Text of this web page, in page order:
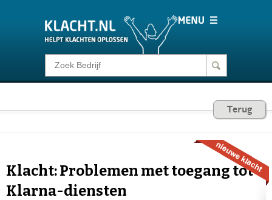
Klacht melden
Consumentenrecht
Voor Bedrijven
Terug
Klacht: Problemen met toegang tot
Klarna-diensten